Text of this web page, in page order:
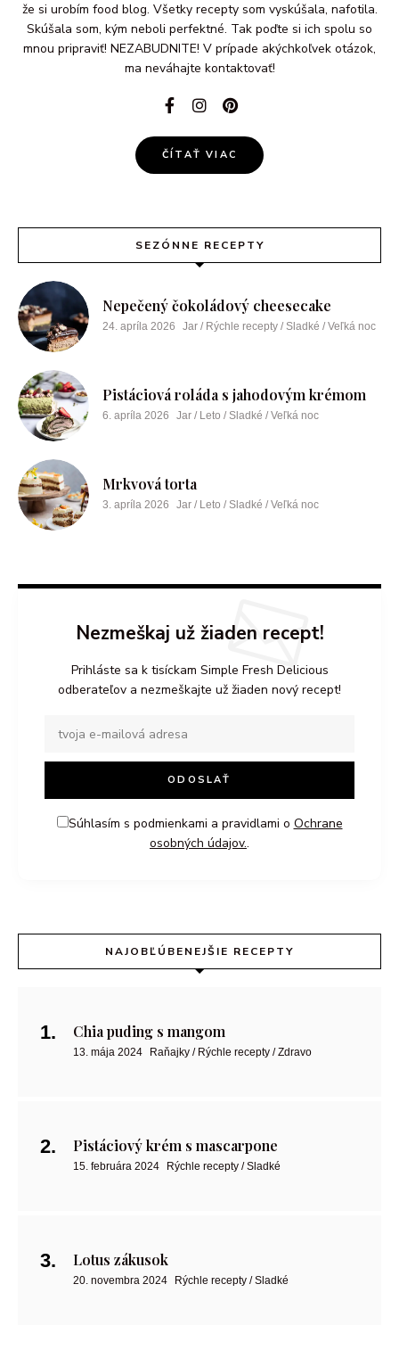
že si urobím food blog. Všetky recepty som vyskúšala, nafotila.
Skúšala som, kým neboli perfektné. Tak poďte si ich spolu so
mnou pripraviť! NEZABUDNITE! V prípade akýchkoľvek otázok,
ma neváhajte kontaktovať!
ČÍTAŤ VIAC
SEZÓNNE RECEPTY
Nepečený čokoládový cheesecake
24. apríla 2026 Jar / Rýchle recepty / Sladké / Veľká noc
Pistáciová roláda s jahodovým krémom
6. apríla 2026 Jar / Leto / Sladké / Veľká noc
Mrkvová torta
3. apríla 2026 Jar / Leto / Sladké / Veľká noc
Nezmeškaj už žiaden recept!
Prihláste sa k tisíckam Simple Fresh Delicious
odberateľov a nezmeškajte už žiaden nový recept!
Súhlasím s podmienkami a pravidlami o Ochrane
osobných údajov..
NAJOBĽÚBENEJŠIE RECEPTY
Chia puding s mangom
13. mája 2024 Raňajky / Rýchle recepty / Zdravo
Pistáciový krém s mascarpone
15. februára 2024 Rýchle recepty / Sladké
Lotus zákusok
20. novembra 2024 Rýchle recepty / Sladké